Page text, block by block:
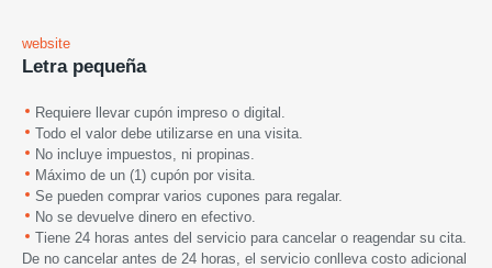
website
Letra pequeña
Requiere llevar cupón impreso o digital.
Todo el valor debe utilizarse en una visita.
No incluye impuestos, ni propinas.
Máximo de un (1) cupón por visita.
Se pueden comprar varios cupones para regalar.
No se devuelve dinero en efectivo.
Tiene 24 horas antes del servicio para cancelar o reagendar su cita.
De no cancelar antes de 24 horas, el servicio conlleva costo adicional